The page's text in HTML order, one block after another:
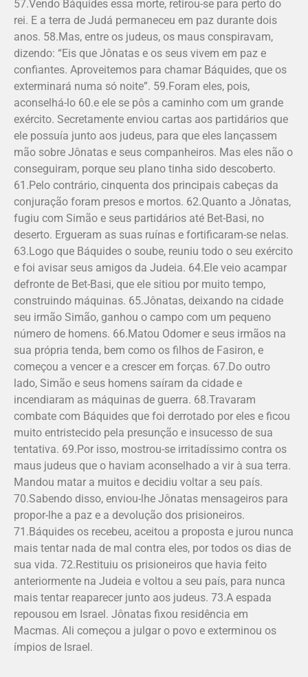
57.Vendo Báquides essa morte, retirou-se para perto do
rei. E a terra de Judá permaneceu em paz durante dois
anos. 58.Mas, entre os judeus, os maus conspiravam,
dizendo: “Eis que Jônatas e os seus vivem em paz e
confiantes. Aproveitemos para chamar Báquides, que os
exterminará numa só noite”. 59.Foram eles, pois,
aconselhá-lo 60.e ele se pôs a caminho com um grande
exército. Secre­tamente enviou cartas aos partidários que
ele possuía junto aos judeus, para que eles lançassem
mão sobre Jô­natas e seus companheiros. Mas eles não o
conseguiram, porque seu plano tinha sido descoberto.
61.Pelo contrário, cinquenta dos principais cabeças da
conjuração foram presos e mortos. 62.Quanto a Jônatas,
fugiu com Simão e seus partidários até Bet-Basi, no
deserto. Ergueram as suas ruínas e fortificaram-se nelas.
63.Logo que Báquides o soube, reuniu todo o seu exército
e foi avisar seus amigos da Judeia. 64.Ele veio acampar
defronte de Bet-Basi, que ele sitiou por muito tempo,
construindo máquinas. 65.Jônatas, deixando na cidade
seu irmão Simão, ganhou o campo com um pequeno
número de homens. 66.Matou Odomer e seus irmãos na
sua própria tenda, bem como os filhos de Fasiron, e
começou a vencer e a crescer em forças. 67.Do outro
lado, Simão e seus homens saíram da cidade e
incendiaram as máquinas de guerra. 68.Travaram
combate com Báquides que foi derrotado por eles e ficou
muito entristecido pela presunção e insucesso de sua
tentativa. 69.Por isso, mostrou-se irritadíssimo contra os
maus judeus que o haviam aconselhado a vir à sua terra.
Mandou matar a muitos e decidiu voltar a seu país.
70.Sabendo disso, enviou-lhe Jônatas mensageiros para
propor-lhe a paz e a devolução dos prisioneiros.
71.Báquides os recebeu, aceitou a proposta e jurou nunca
mais tentar nada de mal contra eles, por todos os dias de
sua vida. 72.Restituiu os prisioneiros que havia feito
anteriormente na Judeia e voltou a seu país, para nunca
mais tentar reaparecer junto aos judeus. 73.A espada
repousou em Israel. Jônatas fixou residência em
Macmas. Ali começou a julgar o povo e exterminou os
ímpios de Israel.